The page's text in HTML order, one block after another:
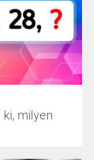
ki, milyen